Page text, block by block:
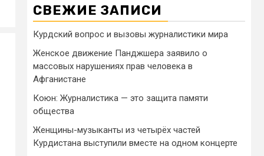
СВЕЖИЕ ЗАПИСИ
Курдский вопрос и вызовы журналистики мира
Женское движение Панджшера заявило о
массовых нарушениях прав человека в
Афганистане
Коюн: Журналистика — это защита памяти
общества
Женщины-музыканты из четырёх частей
Курдистана выступили вместе на одном концерте